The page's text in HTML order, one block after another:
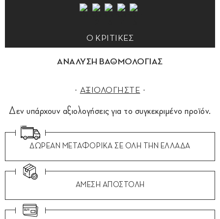
0 ΚΡΙΤΙΚΕΣ
ΑΝΑΛΥΣΗ ΒΑΘΜΟΛΟΓΙΑΣ
ΑΞΙΟΛΟΓΗΣΤΕ
Δεν υπάρχουν αξιολογήσεις για το συγκεκριμένο προϊόν.
ΔΩΡΕΑΝ ΜΕΤΑΦΟΡΙΚΑ ΣΕ ΟΛΗ ΤΗΝ ΕΛΛΑΔΑ
ΑΜΕΣΗ ΑΠΟΣΤΟΛΗ